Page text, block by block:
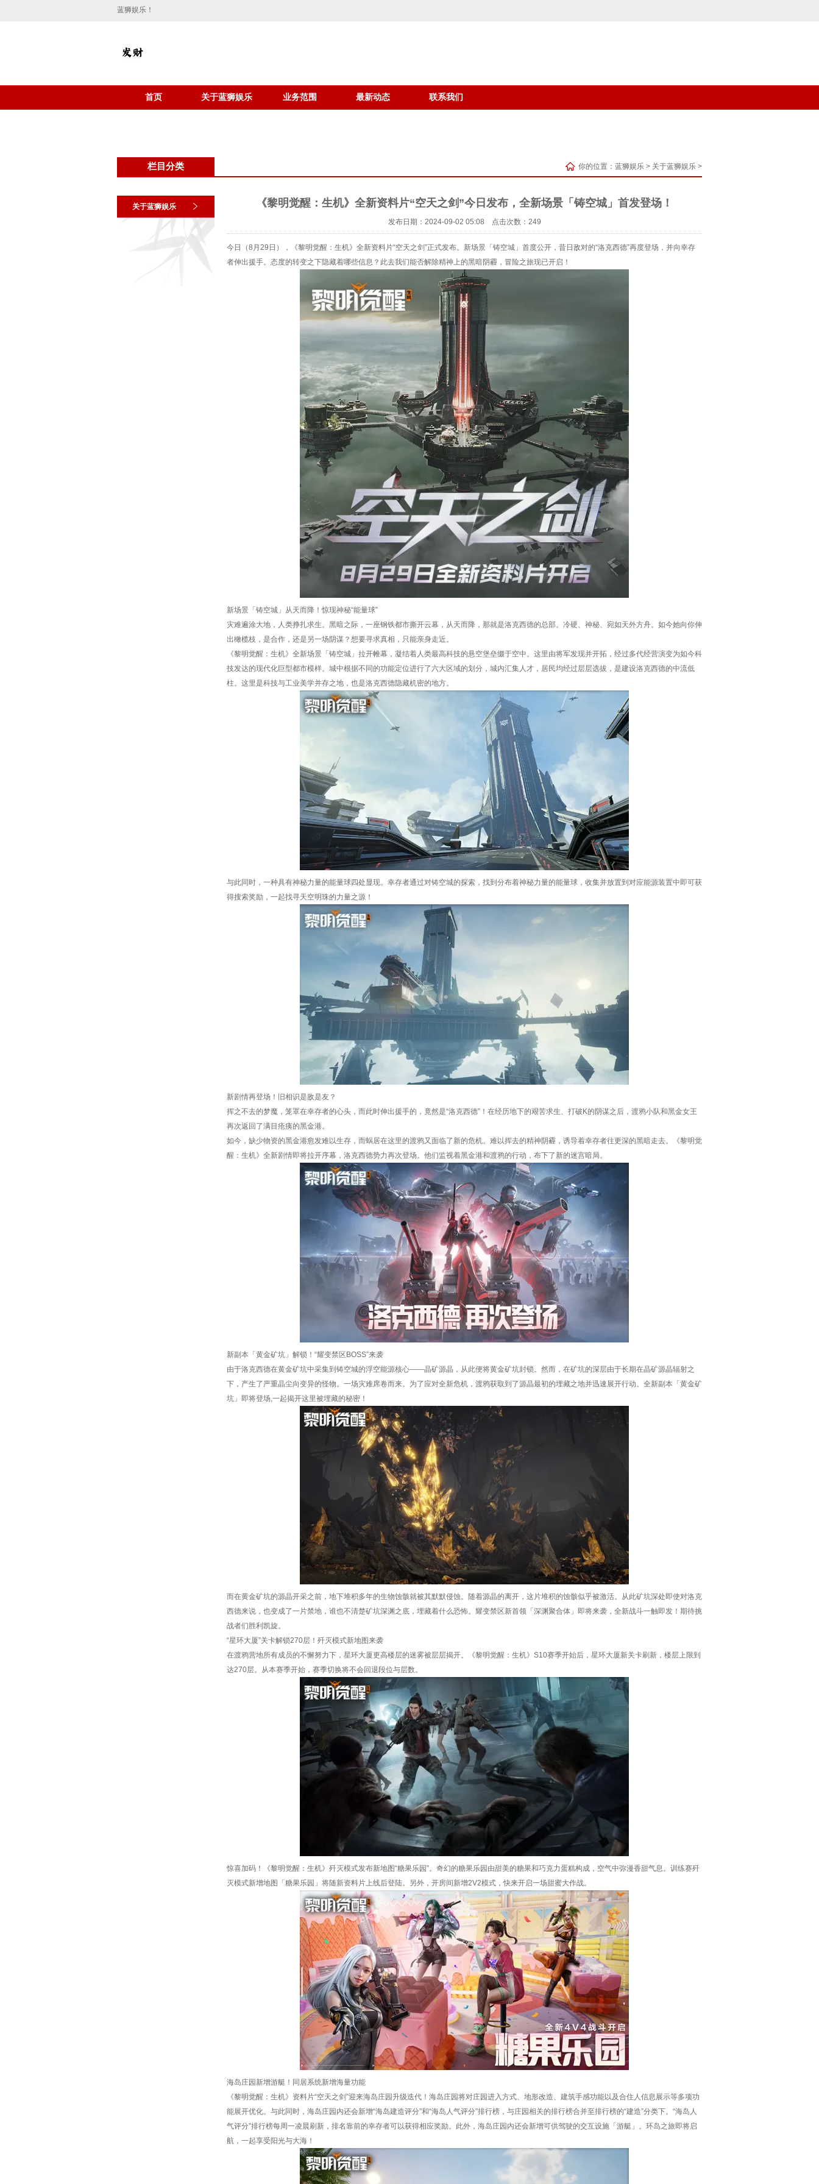
蓝狮娱乐！
首页 关于蓝狮娱乐 业务范围 最新动态 联系我们
栏目分类 你的位置： 蓝狮娱乐 > 关于蓝狮娱乐 >
关于蓝狮娱乐 《黎明觉醒：生机》全新资料片“空天之剑”今日发布，全新场景「铸空城」首发登场！
发布日期：2024-09-02 05:08 点击次数：249
今日（8月29日），《黎明觉醒：生机》全新资料片“空天之剑”正式发布。新场景「铸空城」首度公开，昔日敌对的“洛克西德”再度登场，并向幸存
者伸出援手。态度的转变之下隐藏着哪些信息？此去我们能否解除精神上的黑暗阴霾，冒险之旅现已开启！
新场景「铸空城」从天而降！惊现神秘“能量球”
灾难遍涂大地，人类挣扎求生。黑暗之际，一座钢铁都市撕开云幕，从天而降，那就是洛克西德的总部。冷硬、神秘、宛如天外方舟。如今她向你伸
出橄榄枝，是合作，还是另一场阴谋？想要寻求真相，只能亲身走近。
《黎明觉醒：生机》全新场景「铸空城」拉开帷幕，凝结着人类最高科技的悬空堡垒缀于空中。这里由将军发现并开拓，经过多代经营演变为如今科
技发达的现代化巨型都市模样。城中根据不同的功能定位进行了六大区域的划分，城内汇集人才，居民均经过层层选拔，是建设洛克西德的中流低
柱。这里是科技与工业美学并存之地，也是洛克西德隐藏机密的地方。
与此同时，一种具有神秘力量的能量球四处显现。幸存者通过对铸空城的探索，找到分布着神秘力量的能量球，收集并放置到对应能源装置中即可获
得搜索奖励，一起找寻天空明珠的力量之源！
新剧情再登场！旧相识是敌是友？
挥之不去的梦魔，笼罩在幸存者的心头，而此时伸出援手的，竟然是“洛克西德”！在经历地下的艰苦求生、打破K的阴谋之后，渡鸦小队和黑金女王
再次返回了满目疮痍的黑金港。
如今，缺少物资的黑金港愈发难以生存，而蜗居在这里的渡鸦又面临了新的危机。难以挥去的精神阴霾，诱导着幸存者往更深的黑暗走去。《黎明觉
醒：生机》全新剧情即将拉开序幕，洛克西德势力再次登场。他们监视着黑金港和渡鸦的行动，布下了新的迷宫暗局。
新副本「黄金矿坑」解锁！“耀变禁区BOSS”来袭
由于洛克西德在黄金矿坑中采集到铸空城的浮空能源核心——晶矿源晶，从此便将黄金矿坑封锁。然而，在矿坑的深层由于长期在晶矿源晶辐射之
下，产生了严重晶尘向变异的怪物。一场灾难席卷而来。为了应对全新危机，渡鸦获取到了源晶最初的埋藏之地并迅速展开行动。全新副本「黄金矿
坑」即将登场,一起揭开这里被埋藏的秘密！
而在黄金矿坑的源晶开采之前，地下堆积多年的生物蚀骸就被其默默侵蚀。随着源晶的离开，这片堆积的蚀骸似乎被激活。从此矿坑深处即使对洛克
西德来说，也变成了一片禁地，谁也不清楚矿坑深渊之底，埋藏着什么恐怖。耀变禁区新首领「深渊聚合体」即将来袭，全新战斗一触即发！期待挑
战者们胜利凯旋。
“星环大厦”关卡解锁270层！歼灭模式新地图来袭
在渡鸦营地所有成员的不懈努力下，星环大厦更高楼层的迷雾被层层揭开。《黎明觉醒：生机》S10赛季开始后，星环大厦新关卡刷新，楼层上限到
达270层。从本赛季开始，赛季切换将不会回退段位与层数。
惊喜加码！《黎明觉醒：生机》歼灭模式发布新地图“糖果乐园”。奇幻的糖果乐园由甜美的糖果和巧克力蛋糕构成，空气中弥漫香甜气息。训练赛歼
灭模式新增地图「糖果乐园」将随新资料片上线后登陆。另外，开房间新增2V2模式，快来开启一场甜蜜大作战。
海岛庄园新增游艇！同居系统新增海量功能
《黎明觉醒：生机》资料片“空天之剑”迎来海岛庄园升级迭代！海岛庄园将对庄园进入方式、地形改造、建筑手感功能以及合住人信息展示等多项功
能展开优化。与此同时，海岛庄园内还会新增“海岛建造评分”和“海岛人气评分”排行榜，与庄园相关的排行榜合并至排行榜的“建造”分类下。“海岛人
气评分”排行榜每周一凌晨刷新，排名靠前的幸存者可以获得相应奖励。此外，海岛庄园内还会新增可供驾驶的交互设施「游艇」。环岛之旅即将启
航，一起享受阳光与大海！